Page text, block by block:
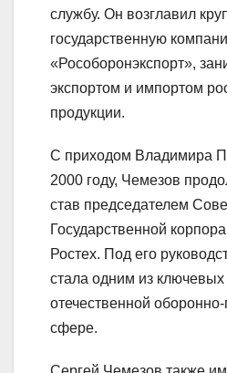
службу. Он возглавил
государственную
«Рособоронэкспорт»,
экспортом и импортом
продукции.
С приходом Владимира
2000 году, Чемезов
став председателем
Государственной
Ростех. Под его
стала одним из ключевых
отечественной
сфере.